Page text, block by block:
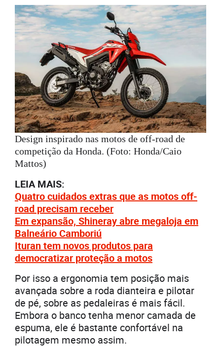
Design inspirado nas motos de off-road de
competição da Honda. (Foto: Honda/Caio
Mattos)
LEIA MAIS:
Quatro cuidados extras que as motos off-
road precisam receber
Em expansão, Shineray abre megaloja em
Balneário Camboriú
Ituran tem novos produtos para
democratizar proteção a motos
Por isso a ergonomia tem posição mais
avançada sobre a roda dianteira e pilotar
de pé, sobre as pedaleiras é mais fácil.
Embora o banco tenha menor camada de
espuma, ele é bastante confortável na
pilotagem mesmo assim.